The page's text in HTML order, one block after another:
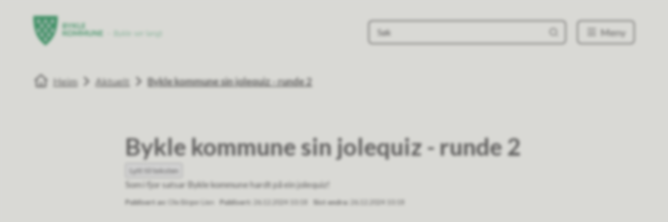
Bykle kommune
Meny
Du er her:Heim Aktuelt Bykle kommune sin jolequiz - runde 2
Bykle kommune sin jolequiz - runde 2
Lytt til teksten
Som i fjor satsar Bykle kommune hardt på ein jolequiz!
Publisert av Ole Birger Lien Publisert 26.12.2024 10:18 Sist endra 26.12.2024 10:18